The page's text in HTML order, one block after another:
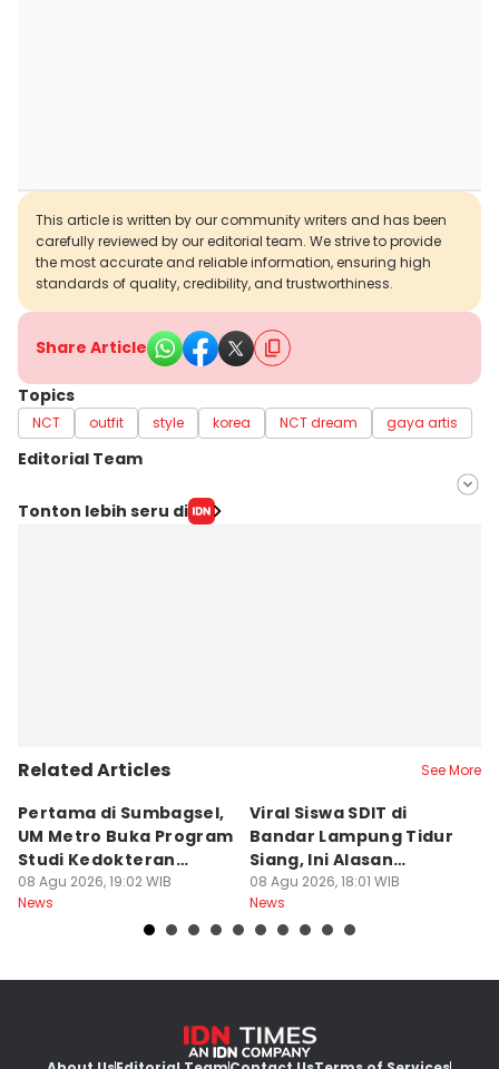
This article is written by our community writers and has been
carefully reviewed by our editorial team. We strive to provide
the most accurate and reliable information, ensuring high
standards of quality, credibility, and trustworthiness.
Share Article
Topics
NCT outfit style korea NCT dream gaya artis
Editorial Team
Editor
Tonton lebih seru di
Related Articles See More
Pertama di Sumbagsel,
UM Metro Buka Program
Studi Kedokteran
Hewan
08 Agu 2026, 19:02 WIB
News
Viral Siswa SDIT di
Bandar Lampung Tidur
Siang, Ini Alasan
Sekolah
08 Agu 2026, 18:01 WIB
News